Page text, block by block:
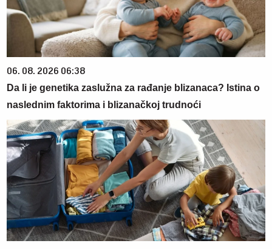
06. 08. 2026 06:38
Da li je genetika zaslužna za rađanje blizanaca? Istina o
naslednim faktorima i blizanačkoj trudnoći